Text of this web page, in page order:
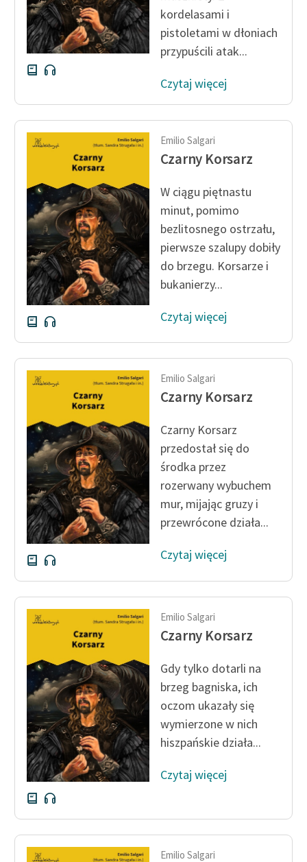
Ręce pełne poezji
Kolekcje edukacyjne
twórców przechodzących
do domeny publicznej,
Starego Testamentu
Odkurzamy bohaterów
Szkoła Poezji Wolnych
O nas
Kontakt
O projekcie
Zespół
Zasady wykorzystania
Logotypy
Materiały promocyjne
Polityka prywatności
Regulamin biblioteki
Dane fundacji i
sprawozdania finansowe
Regulamin darowizn
Informacja o treściach
wrażliwych
Deklaracja dostępności
kordelasami i
pistoletami w dłoniach
przypuścili atak...
Czytaj więcej
Emilio Salgari
Czarny Korsarz
W ciągu piętnastu
minut, pomimo
bezlitosnego ostrzału,
pierwsze szalupy dobiły
do brzegu. Korsarze i
bukanierzy...
Czytaj więcej
Emilio Salgari
Czarny Korsarz
Czarny Korsarz
przedostał się do
środka przez
rozerwany wybuchem
mur, mijając gruzy i
przewrócone działa...
Czytaj więcej
Emilio Salgari
Czarny Korsarz
Gdy tylko dotarli na
brzeg bagniska, ich
oczom ukazały się
wymierzone w nich
hiszpańskie działa...
Czytaj więcej
Emilio Salgari